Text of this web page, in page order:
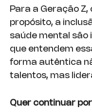
Para a Geração Z,
propósito, a
saúde mental são
que entendem
forma autêntica
talentos, mas
Quer continuar